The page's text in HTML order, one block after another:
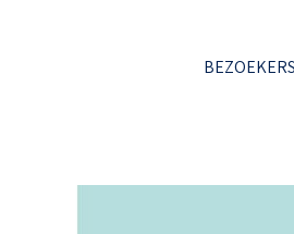
BEZOEKERS